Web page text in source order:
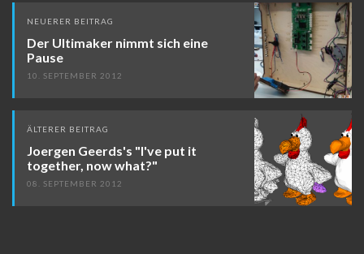
Beitragsnavigation
NEUERER BEITRAG
Der Ultimaker nimmt sich eine
Pause
10. SEPTEMBER 2012
ÄLTERER BEITRAG
Joergen Geerds's "I've put it
together, now what?"
08. SEPTEMBER 2012